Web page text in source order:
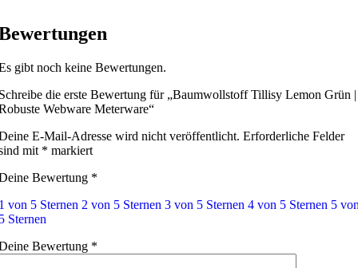
gibt noch keine Bewertungen.
die erste Bewertung für „Baumwollstoff Tillisy Lemon Grün |
Webware Meterware“
E-Mail-Adresse wird nicht veröffentlicht. Erforderliche Felder
mit * markiert
Bewertung *
von 5 Sternen 2 von 5 Sternen 3 von 5 Sternen 4 von 5 Sternen 5
Sternen
Bewertung *